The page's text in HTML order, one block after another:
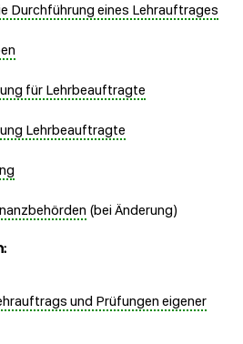
Durchführung eines Lehrauftrages
für Lehrbeauftragte
Lehrbeauftragte
(bei Änderung)
und Prüfungen eigener